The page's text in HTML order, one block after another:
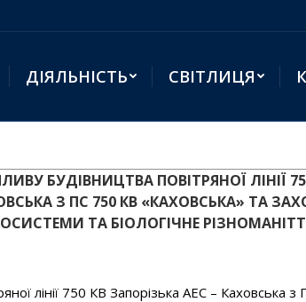
ДІЯЛЬНІСТЬ СВІТЛИЦЯ
БУДІВНИЦТВА ПОВІТРЯНОЇ ЛІНІЇ
З ПС 750 КВ «КАХОВСЬКА» ТА
ТА БІОЛОГІЧНЕ
лінії 750 КВ Запорізька АЕС – Каховська з